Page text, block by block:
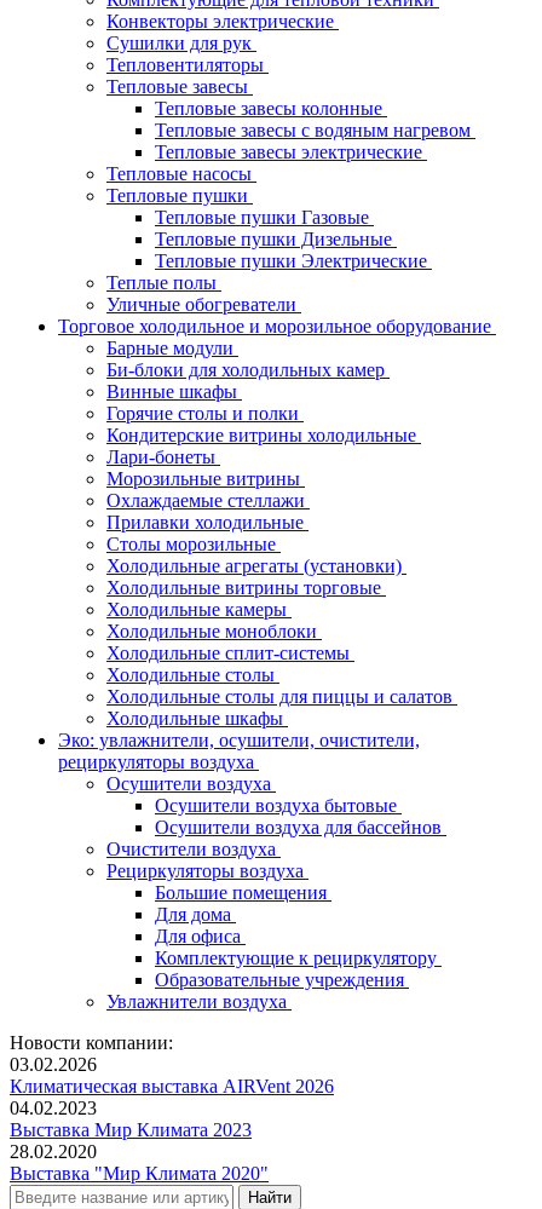
Конвекторы электрические
Сушилки для рук
Тепловентиляторы
Тепловые завесы
Тепловые завесы колонные
Тепловые завесы с водяным нагревом
Тепловые завесы электрические
Тепловые насосы
Тепловые пушки
Тепловые пушки Газовые
Тепловые пушки Дизельные
Тепловые пушки Электрические
Теплые полы
Уличные обогреватели
Торговое холодильное и морозильное оборудование
Барные модули
Би-блоки для холодильных камер
Винные шкафы
Горячие столы и полки
Кондитерские витрины холодильные
Лари-бонеты
Морозильные витрины
Охлаждаемые стеллажи
Прилавки холодильные
Столы морозильные
Холодильные агрегаты (установки)
Холодильные витрины торговые
Холодильные камеры
Холодильные моноблоки
Холодильные сплит-системы
Холодильные столы
Холодильные столы для пиццы и салатов
Холодильные шкафы
Эко: увлажнители, осушители, очистители,
рециркуляторы воздуха
Осушители воздуха
Осушители воздуха бытовые
Осушители воздуха для бассейнов
Очистители воздуха
Рециркуляторы воздуха
Большие помещения
Для дома
Для офиса
Комплектующие к рециркулятору
Образовательные учреждения
Увлажнители воздуха
Новости компании:
03.02.2026
Климатическая выставка AIRVent 2026
04.02.2023
Выставка Мир Климата 2023
28.02.2020
Выставка "Мир Климата 2020"